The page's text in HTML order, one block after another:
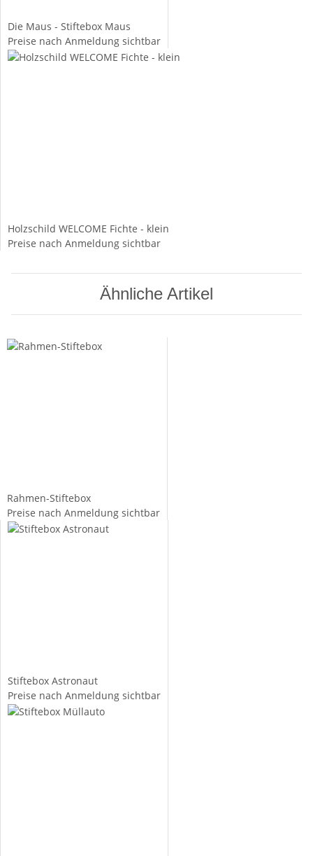
Die Maus - Stiftebox Maus
Preise nach Anmeldung sichtbar
Holzschild WELCOME Fichte - klein
Preise nach Anmeldung sichtbar
Ähnliche Artikel
Rahmen-Stiftebox
Preise nach Anmeldung sichtbar
Stiftebox Astronaut
Preise nach Anmeldung sichtbar